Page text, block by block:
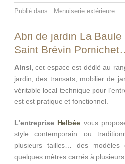
Publié dans : Menuiserie extérieure
Abri de jardin La Baule
Saint Brévin
Ainsi,cet espace est dédié au
jardin, des transats, mobilier de
véritable local technique pour
est est pratique et fonctionnel.
L’entreprise Helbée vous
style contemporain ou
plusieurs tailles… des modèles
quelques mètres carrés à plusieurs